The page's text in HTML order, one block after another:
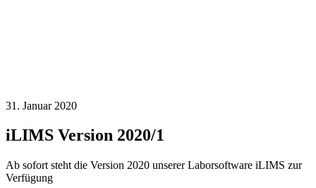
31. Januar 2020
iLIMS Version 2020/1
Ab sofort steht die Version 2020 unserer Laborsoftware iLIMS zur
Verfügung